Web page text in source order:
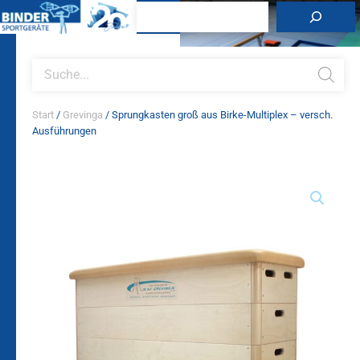
Inhalt
search
Start / Grevinga / Sprungkasten groß aus Birke-Multiplex – versch.
Ausführungen
Ausführungen